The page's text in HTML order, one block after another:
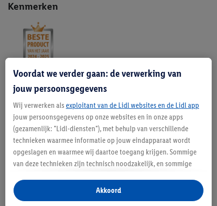
Kenmerken
Beschrijving
Pasvorm-gids
Voordat we verder gaan: de verwerking van
jouw persoonsgegevens
Wij verwerken als exploitant van de Lidl websites en de Lidl app
jouw persoonsgegevens op onze websites en in onze apps
(gezamenlijk: "Lidl-diensten"), met behulp van verschillende
technieken waarmee informatie op jouw eindapparaat wordt
opgeslagen en waarmee wij daartoe toegang krijgen. Sommige
van deze technieken zijn technisch noodzakelijk, en sommige
opslaan van voorkeursinstellingen, het verzamelen en
analyseren van statistieken of voor het tonen van
Akkoord